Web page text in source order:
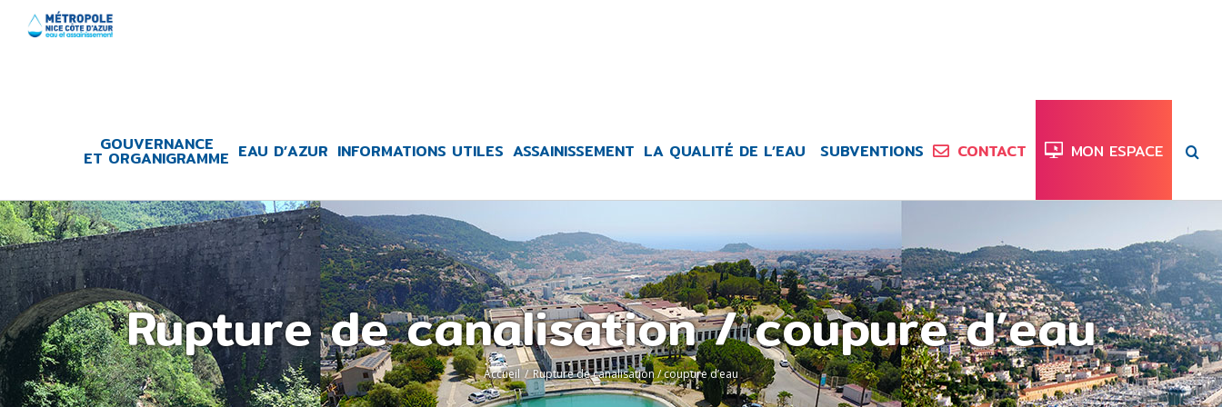
GOUVERNANCE
ET ORGANIGRAMME EAU D’AZUR INFORMATIONS UTILES ASSAINISSEMENT LA QUALITÉ DE L’EAU SUBVENTIONS CONTACT MON ESPACE
Rupture de canalisation / coupure d’eau
Accueil / Rupture de canalisation / coupure d’eau